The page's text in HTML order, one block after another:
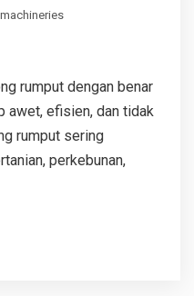
rumput dengan benar
awet, efisien, dan tidak
rumput sering
perkebunan,